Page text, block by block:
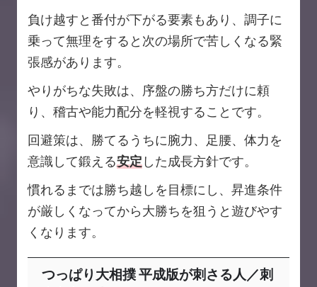
負け越すと番付が下がる要素もあり、調子に
乗って無理をすると次の場所で苦しくなる緊
張感があります。
やりがちな失敗は、序盤の勝ち方だけに頼
り、稽古や能力配分を軽視することです。
回避策は、勝てるうちに腕力、足腰、体力を
意識して鍛える安定した成長方針です。
慣れるまでは勝ち越しを目標にし、昇進条件
が厳しくなってから大勝ちを狙うと遊びやす
くなります。
つっぱり大相撲 平成版が刺さる人／刺